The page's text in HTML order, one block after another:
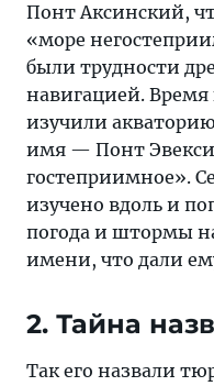
Понт Аксинский,
«море
были трудности
навигацией.
изучили
имя — Понт
гостеприимное».
изучено вдоль и
погода и штормы
имени, что дали
2. Тайна
Так его назвали